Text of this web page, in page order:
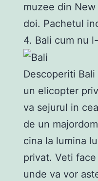
muzee din
doi. Pachetul
4. Bali cum nu
Descoperiti
un elicopter
va sejurul in
de un
cina la lumina
privat. Veti
unde va vor